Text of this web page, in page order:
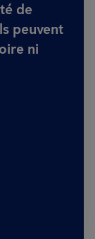
de
peuvent
ni